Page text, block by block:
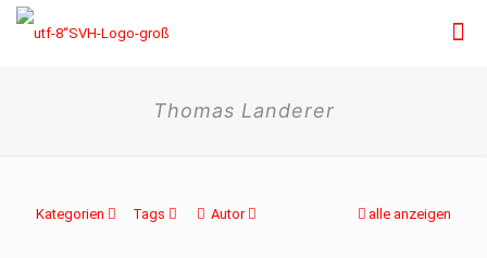
Thomas Landerer
Kategorien Tags Autor alle anzeigen